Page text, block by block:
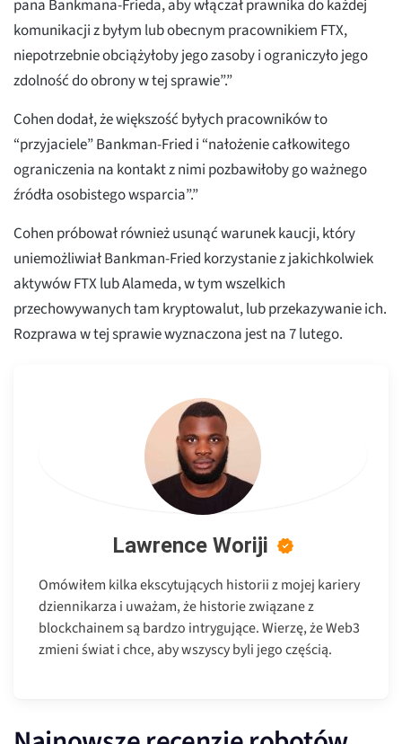
pana Bankmana-Frieda, aby włączał prawnika do każdej
komunikacji z byłym lub obecnym pracownikiem FTX,
niepotrzebnie obciążyłoby jego zasoby i ograniczyło jego
zdolność do obrony w tej sprawie”.”
Cohen dodał, że większość byłych pracowników to
“przyjaciele” Bankman-Fried i “nałożenie całkowitego
ograniczenia na kontakt z nimi pozbawiłoby go ważnego
źródła osobistego wsparcia”.”
Cohen próbował również usunąć warunek kaucji, który
uniemożliwiał Bankman-Fried korzystanie z jakichkolwiek
aktywów FTX lub Alameda, w tym wszelkich
przechowywanych tam kryptowalut, lub przekazywanie ich.
Rozprawa w tej sprawie wyznaczona jest na 7 lutego.
Lawrence Woriji
Omówiłem kilka ekscytujących historii z mojej kariery
dziennikarza i uważam, że historie związane z
blockchainem są bardzo intrygujące. Wierzę, że Web3
zmieni świat i chce, aby wszyscy byli jego częścią.